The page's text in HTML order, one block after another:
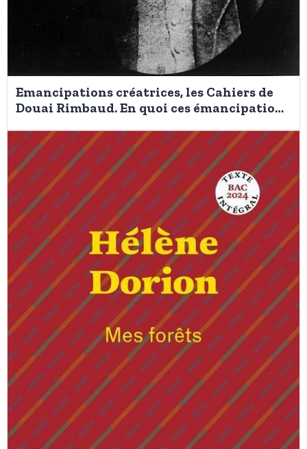
Emancipations créatrices, les Cahiers de
Douai Rimbaud. En quoi ces émancipations